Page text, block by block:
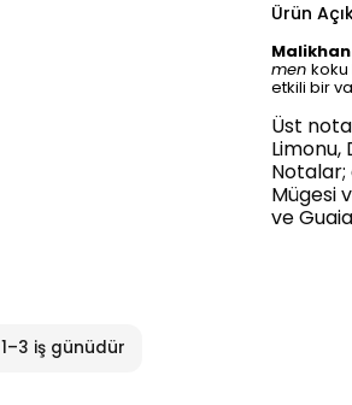
Ürün
men
etkili bir
Üst
Limonu,
Notalar;
Mügesi
ve
iş günüdür